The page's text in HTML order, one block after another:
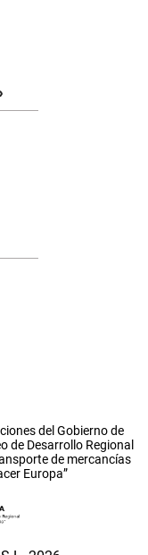
del Gobierno de
de Desarrollo Regional
de mercancías
Europa”